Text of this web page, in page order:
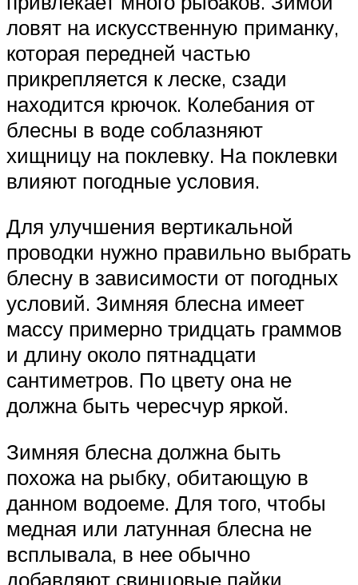
ловят на искусственную приманку,
которая передней частью
прикрепляется к леске, сзади
находится крючок. Колебания от
блесны в воде соблазняют
хищницу на поклевку. На поклевки
влияют погодные условия.
Для улучшения вертикальной
проводки нужно правильно выбрать
блесну в зависимости от погодных
условий. Зимняя блесна имеет
массу примерно тридцать граммов
и длину около пятнадцати
сантиметров. По цвету она не
должна быть чересчур яркой.
Зимняя блесна должна быть
похожа на рыбку, обитающую в
данном водоеме. Для того, чтобы
медная или латунная блесна не
всплывала, в нее обычно
добавляют свинцовые пайки.